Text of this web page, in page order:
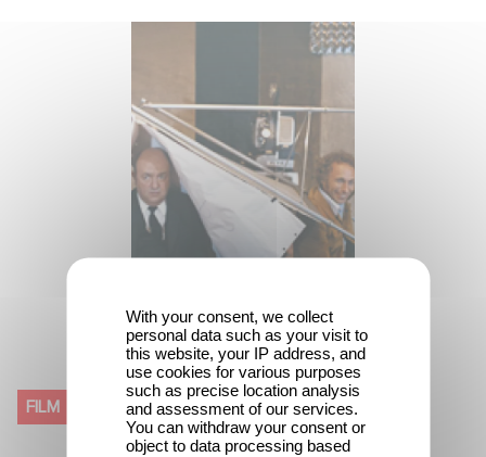
FILM
CHE CARRIERA SI FA CON
L'AIUTO DI MAMMA! (LE
DISTRAIT)
With your consent, we collect
personal data such as your visit to
this website, your IP address, and
use cookies for various purposes
such as precise location analysis
and assessment of our services.
You can withdraw your consent or
object to data processing based